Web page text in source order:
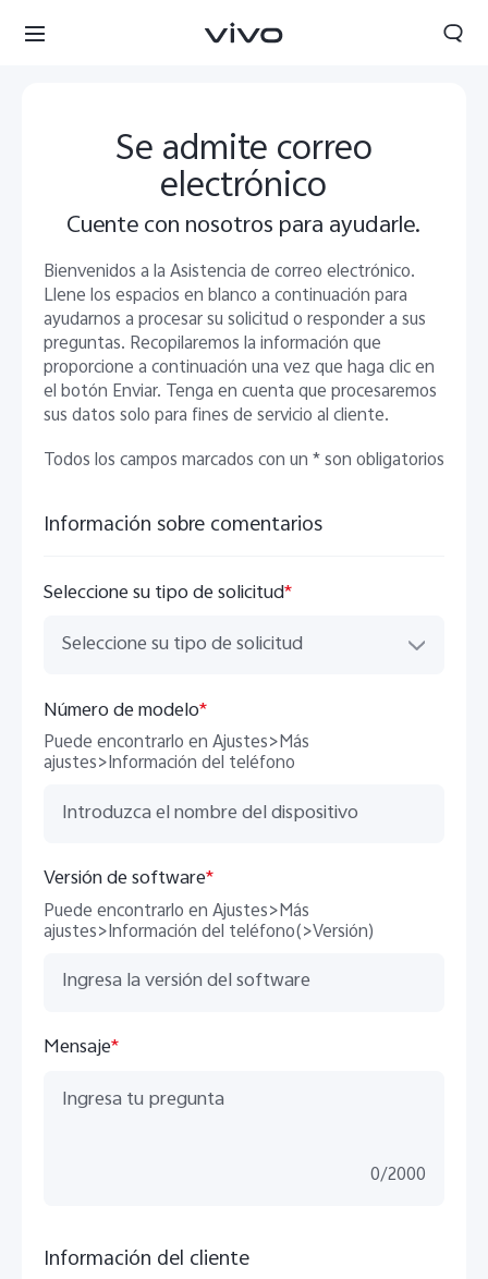
Panama | Seleccione país/región
Se admite correo
electrónico
Cuente con nosotros para ayudarle.
Bienvenidos a la Asistencia de correo electrónico.
Llene los espacios en blanco a continuación para
ayudarnos a procesar su solicitud o responder a sus
preguntas. Recopilaremos la información que
proporcione a continuación una vez que haga clic en
el botón Enviar. Tenga en cuenta que procesaremos
sus datos solo para fines de servicio al cliente.
Todos los campos marcados con un * son obligatorios
Información sobre comentarios
Seleccione su tipo de solicitud*
Seleccione su tipo de solicitud
Número de modelo*
Puede encontrarlo en Ajustes>Más
ajustes>Información del teléfono
Versión de software*
Puede encontrarlo en Ajustes>Más
ajustes>Información del teléfono(>Versión)
Mensaje*
0/2000
Información del cliente